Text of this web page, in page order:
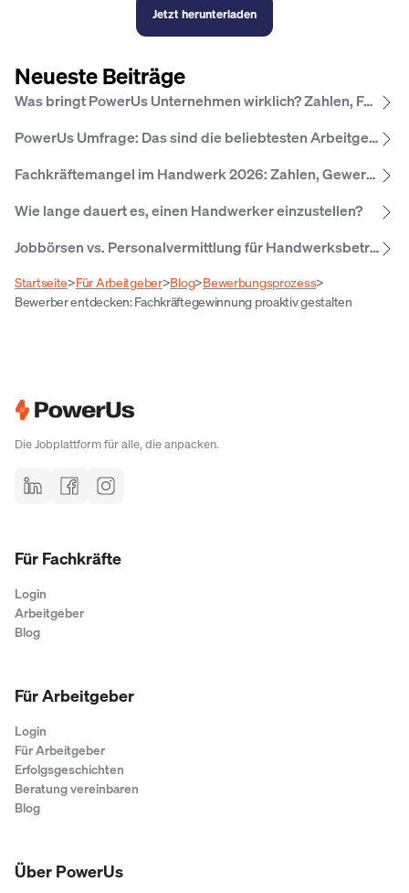
Jetzt herunterladen
Neueste Beiträge
Was bringt PowerUs Unternehmen wirklich? Zahlen, Fakten und Erfahrungen
PowerUs Umfrage: Das sind die beliebtesten Arbeitgeber­leistungen im Hand­werk 2026
Fachkräftemangel im Handwerk 2026: Zahlen, Gewerke, Regionen
Wie lange dauert es, einen Handwerker einzustellen?
Jobbörsen vs. Personalvermittlung für Handwerksbetriebe: Was lohnt sich wann?
Startseite>Für Arbeitgeber>Blog>Bewerbungsprozess>
Bewerber entdecken: Fachkräfte­gewinnung proaktiv gestalten
Die Jobplattform für alle, die anpacken.
Für Fachkräfte
Login
Arbeitgeber
Blog
Für Arbeitgeber
Login
Für Arbeitgeber
Erfolgsgeschichten
Beratung vereinbaren
Blog
Über PowerUs